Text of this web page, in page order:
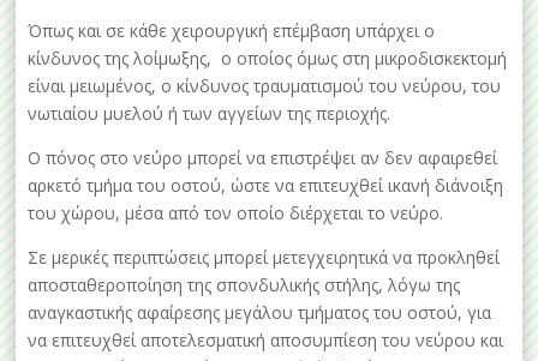
Όπως και σε κάθε χειρουργική επέμβαση υπάρχει ο
κίνδυνος της λοίμωξης, ο οποίος όμως στη μικροδισκεκτομή
είναι μειωμένος, ο κίνδυνος τραυματισμού του νεύρου, του
νωτιαίου μυελού ή των αγγείων της περιοχής.
Ο πόνος στο νεύρο μπορεί να επιστρέψει αν δεν αφαιρεθεί
αρκετό τμήμα του οστού, ώστε να επιτευχθεί ικανή διάνοιξη
του χώρου, μέσα από τον οποίο διέρχεται το νεύρο.
Σε μερικές περιπτώσεις μπορεί μετεγχειρητικά να προκληθεί
αποσταθεροποίηση της σπονδυλικής στήλης, λόγω της
αναγκαστικής αφαίρεσης μεγάλου τμήματος του οστού, για
να επιτευχθεί αποτελεσματική αποσυμπίεση του νεύρου και